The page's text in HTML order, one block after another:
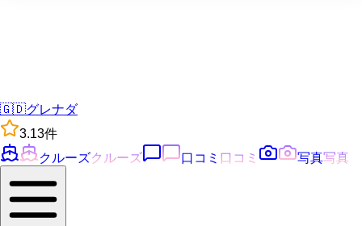
🇬🇩グレナダ
3.13件
クルーズクルーズ 口コミ 口コミ 写真写真